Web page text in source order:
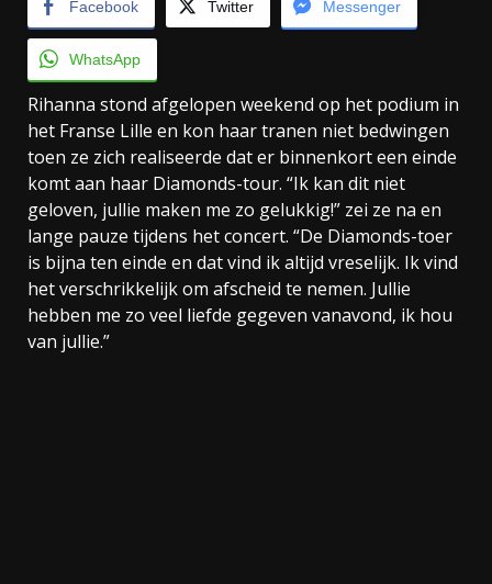
Facebook Twitter Messenger
WhatsApp
Rihanna stond afgelopen weekend op het podium in
het Franse Lille en kon haar tranen niet bedwingen
toen ze zich realiseerde dat er binnenkort een einde
komt aan haar Diamonds-tour. “Ik kan dit niet
geloven, jullie maken me zo gelukkig!” zei ze na en
lange pauze tijdens het concert. “De Diamonds-toer
is bijna ten einde en dat vind ik altijd vreselijk. Ik vind
het verschrikkelijk om afscheid te nemen. Jullie
hebben me zo veel liefde gegeven vanavond, ik hou
van jullie.”